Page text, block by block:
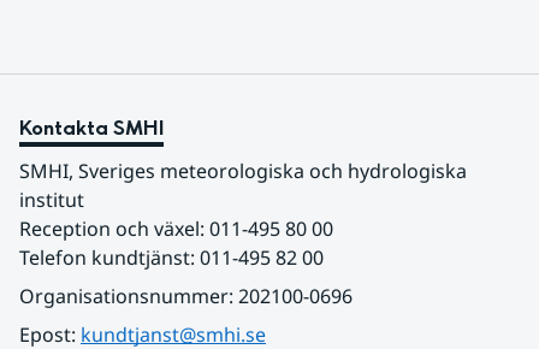
Kontakta SMHI
SMHI, Sveriges meteorologiska och hydrologiska
institut
Reception och växel: 011-495 80 00
Telefon kundtjänst: 011-495 82 00
Organisationsnummer: 202100-0696
Epost: kundtjanst@smhi.se